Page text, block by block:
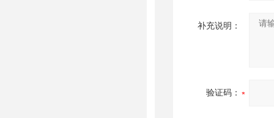
补充说明：
验证码：